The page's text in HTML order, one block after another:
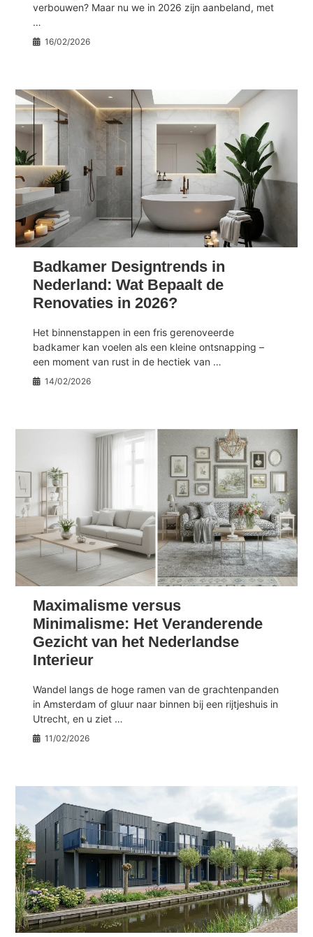
verbouwen? Maar nu we in 2026 zijn aanbeland, met
…
16/02/2026
Badkamer Designtrends in
Nederland: Wat Bepaalt de
Renovaties in 2026?
Het binnenstappen in een fris gerenoveerde
badkamer kan voelen als een kleine ontsnapping –
een moment van rust in de hectiek van …
14/02/2026
Maximalisme versus
Minimalisme: Het Veranderende
Gezicht van het Nederlandse
Interieur
Wandel langs de hoge ramen van de grachtenpanden
in Amsterdam of gluur naar binnen bij een rijtjeshuis in
Utrecht, en u ziet …
11/02/2026